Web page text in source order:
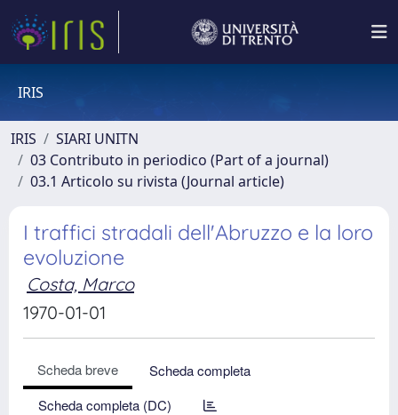
IRIS
IRIS
SIARI UNITN
03 Contributo in periodico (Part of a journal)
03.1 Articolo su rivista (Journal article)
I traffici stradali dell'Abruzzo e la loro
evoluzione
Costa, Marco
1970-01-01
Scheda breve
Scheda completa
Scheda completa (DC)